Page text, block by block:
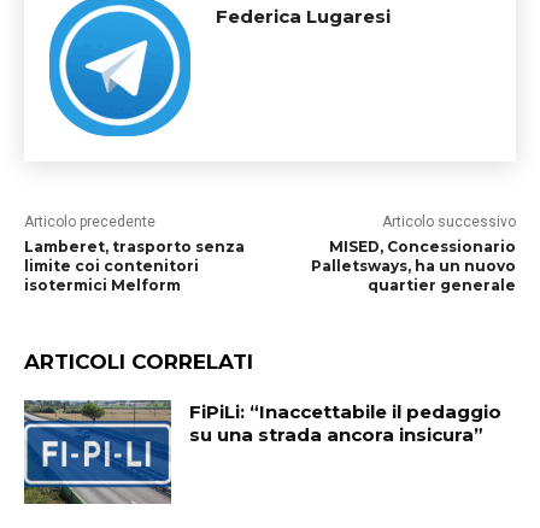
Federica Lugaresi
Articolo precedente
Lamberet, trasporto senza
limite coi contenitori
isotermici Melform
Articolo successivo
MISED, Concessionario
Palletsways, ha un nuovo
quartier generale
ARTICOLI CORRELATI
FiPiLi: “Inaccettabile il pedaggio
su una strada ancora insicura”